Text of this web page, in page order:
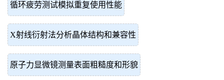
循环疲劳测试模拟重复使用性能
X射线衍射法分析晶体结构和兼容性
原子力显微镜测量表面粗糙度和形貌